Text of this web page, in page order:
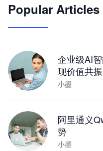
JimoClaw 桌面 AI
Popular Articles
企业级AI
现价值共振
小墨
阿里通义
势
小墨